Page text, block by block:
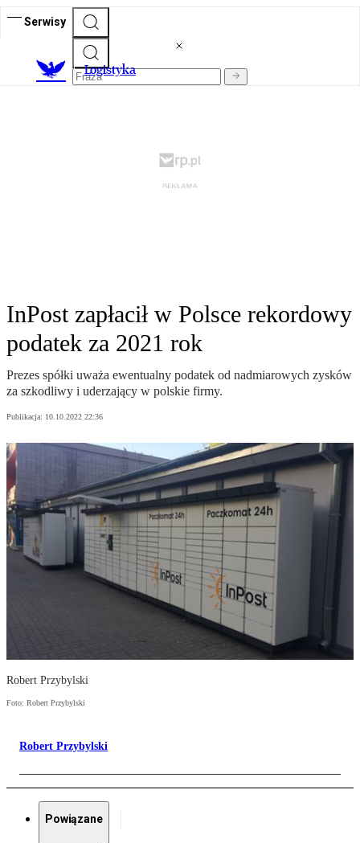
Serwisy
Logistyka
InPost zapłacił w Polsce rekordowy
podatek za 2021 rok
Prezes spółki uważa ewentualny podatek od nadmiarowych zysków
za szkodliwy i uderzający w polskie firmy.
Publikacja: 10.10.2022 22:36
Robert Przybylski
Foto: Robert Przybylski
Robert Przybylski
Powiązane